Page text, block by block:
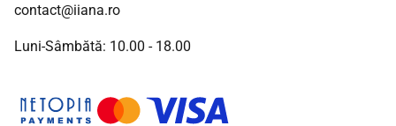
contact@iiana.ro
Luni-Sâmbătă: 10.00 - 18.00